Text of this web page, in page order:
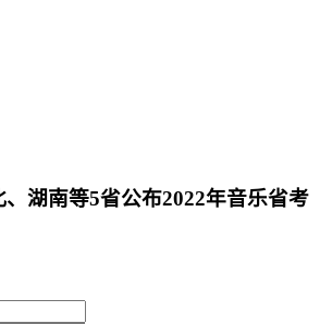
湖南等5省公布2022年音乐省考